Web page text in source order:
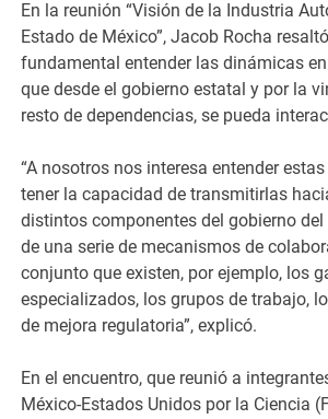
En la reunión “Visión de la Industria
Estado de México”, Jacob Rocha
fundamental entender las dinámicas
que desde el gobierno estatal y por la
resto de dependencias, se pueda
“A nosotros nos interesa entender
tener la capacidad de transmitirlas
distintos componentes del gobierno del
de una serie de mecanismos de
conjunto que existen, por ejemplo, los
especializados, los grupos de trabajo,
de mejora regulatoria”, explicó.
En el encuentro, que reunió a
México-Estados Unidos por la Ciencia